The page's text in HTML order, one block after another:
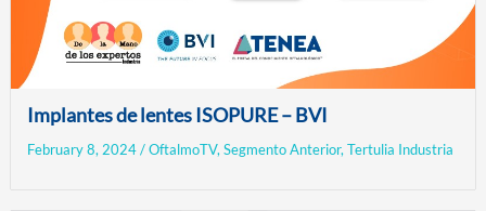
Implantes de lentes ISOPURE – BVI
February 8, 2024/OftalmoTV, Segmento Anterior, Tertulia Industria